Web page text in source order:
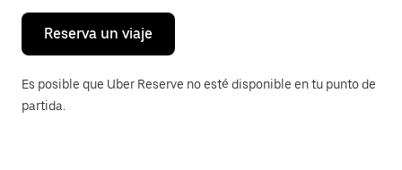
calendario.
Reserva un viaje
Es posible que Uber Reserve no esté disponible en tu punto de
partida.